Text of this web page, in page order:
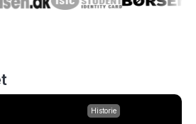
kom til og hvad vi hjælper
Historie